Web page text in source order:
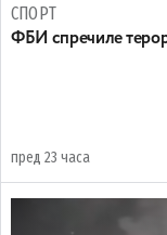
СПОРТ
ФБИ спречиле
пред 23 часа